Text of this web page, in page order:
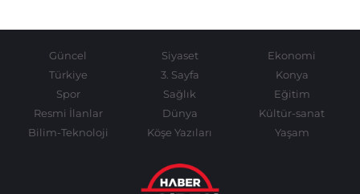
Güncel Siyaset
Ekonomi
Türkiye
3. Sayfa
Konya
Spor
Sağlık
Eğitim
Resmi İlanlar
Dünya
Kültür-sanat
Bilim-Teknoloji
Köşe Yazıları Yaşam